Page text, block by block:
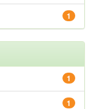
1
1
1